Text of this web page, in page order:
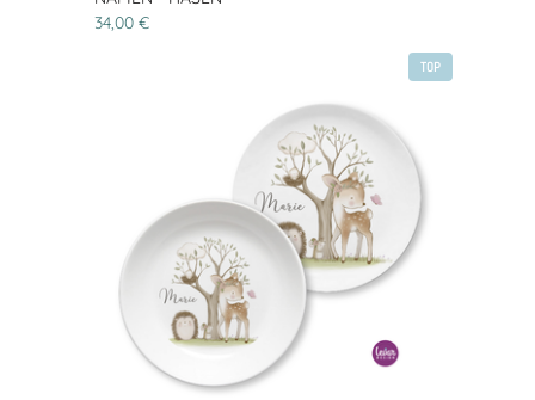
34,00 €
TOP